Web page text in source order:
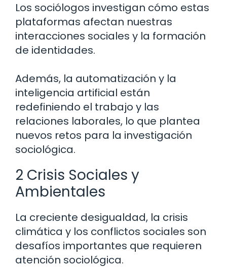
Los sociólogos investigan cómo estas
plataformas afectan nuestras
interacciones sociales y la formación
de identidades.
Además, la automatización y la
inteligencia artificial están
redefiniendo el trabajo y las
relaciones laborales, lo que plantea
nuevos retos para la investigación
sociológica.
2 Crisis Sociales y
Ambientales
La creciente desigualdad, la crisis
climática y los conflictos sociales son
desafíos importantes que requieren
atención sociológica.